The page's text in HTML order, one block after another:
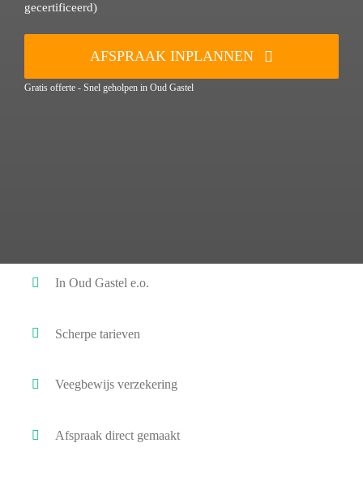
gecertificeerd)
AFSPRAAK INPLANNEN
Gratis offerte - Snel geholpen in Oud Gastel
In Oud Gastel e.o.
Scherpe tarieven
Veegbewijs verzekering
Afspraak direct gemaakt